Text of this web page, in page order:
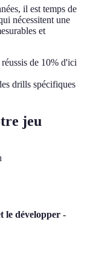
il est temps de
nécessitent une
et
de 10% d'ici
drills spécifiques
jeu
le développer -